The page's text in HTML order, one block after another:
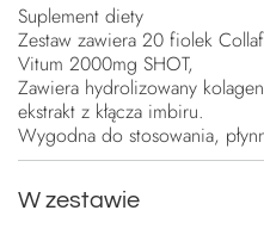
Suplement diety
Zestaw zawiera 20 fiolek
Vitum 2000mg SHOT,
Zawiera hydrolizowany
ekstrakt z kłącza imbiru.
Wygodna do stosowania,
W zestawie